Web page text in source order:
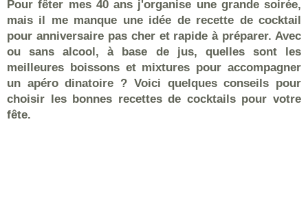
Pour fêter mes 40 ans j'organise une grande soirée,
mais il me manque une idée de recette de cocktail
pour anniversaire pas cher et rapide à préparer. Avec
ou sans alcool, à base de jus, quelles sont les
meilleures boissons et mixtures pour accompagner
un apéro dinatoire ? Voici quelques conseils pour
choisir les bonnes recettes de cocktails pour votre
fête.